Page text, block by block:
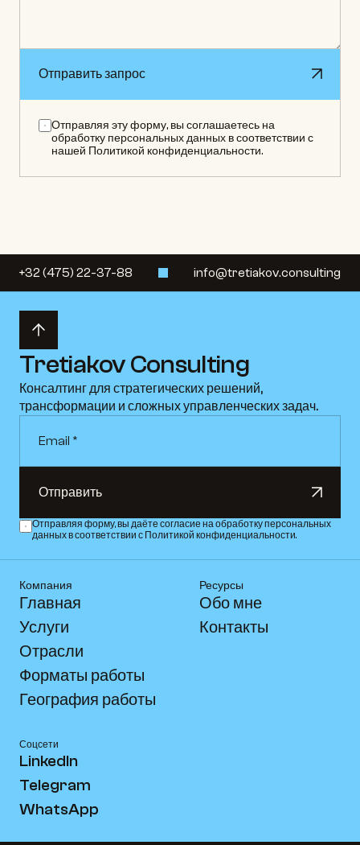
Отправляя эту форму, вы соглашаетесь на
обработку персональных данных в соответствии с
нашей Политикой конфиденциальности.
Отправить запрос
info@tretiakov.consulting
+32 (475) 22-37-88
Tretiakov Consulting
Консалтинг для стратегических решений,
трансформации и сложных управленческих задач.
Отправить
Отправляя форму, вы даёте согласие на обработку персональных
данных в соответствии с Политикой конфиденциальности.
Компания
Главная
Услуги
Отрасли
Форматы работы
География работы
Ресурсы
Обо мне
Контакты
Соцсети
LinkedIn
Telegram
WhatsApp